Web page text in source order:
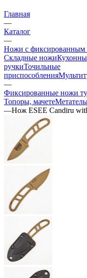
Главная
—
Каталог
—
Ножи с фиксированным
Складные ножи
ручкиТочильные
приспособления
—
Фиксированные ножи
Топоры, мачете
—Нож ESEE Candiru